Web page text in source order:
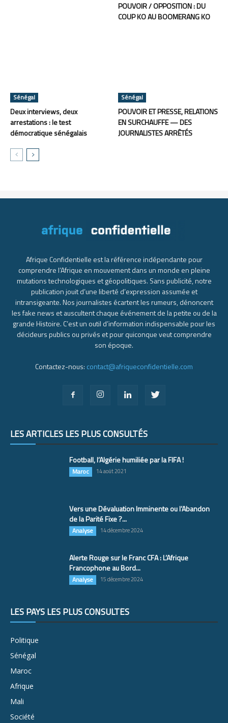
POUVOIR / OPPOSITION : DU
COUP KO AU BOOMERANG KO
Sénégal
Deux interviews, deux
arrestations : le test
démocratique sénégalais
Sénégal
POUVOIR ET PRESSE, RELATIONS
EN SURCHAUFFE — DES
JOURNALISTES ARRÊTÉS
Afrique Confidentielle est la référence indépendante pour
comprendre l’Afrique en mouvement dans un monde en pleine
mutations technologiques et géopolitiques. Sans publicité, notre
publication jouit d’une liberté d’expression assumée et
intransigeante. Nos journalistes écartent les rumeurs, dénoncent
les fake news et auscultent chaque événement de la petite ou de la
grande Histoire. C’est un outil d’information indispensable pour les
décideurs publics ou privés et pour quiconque veut comprendre
son époque.
Contactez-nous: contact@afriqueconfidentielle.com
LES ARTICLES LES PLUS CONSULTÉS
Football, l’Algérie humiliée par la FIFA !
Maroc 14 août 2021
Vers une Dévaluation Imminente ou l’Abandon
de la Parité Fixe ?...
Analyse 14 décembre 2024
Alerte Rouge sur le Franc CFA : L’Afrique
Francophone au Bord...
Analyse 15 décembre 2024
LES PAYS LES PLUS CONSULTÉS
Politique
Sénégal
Maroc
Afrique
Mali
Société